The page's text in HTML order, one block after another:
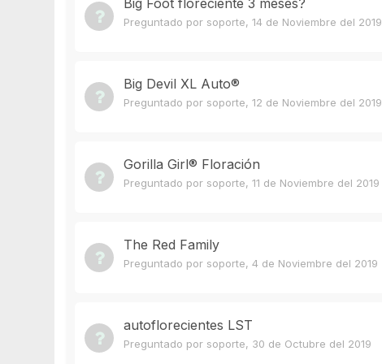
Big Foot floreciente 3 meses?
Preguntado por soporte,14 de Noviembre del 2019
Big Devil XL Auto®
Preguntado por soporte,12 de Noviembre del 2019
Gorilla Girl®️ Floración
Preguntado por soporte,11 de Noviembre del 2019
The Red Family
Preguntado por soporte,4 de Noviembre del 2019
autoflorecientes LST
Preguntado por soporte, 30 de Octubre del 2019